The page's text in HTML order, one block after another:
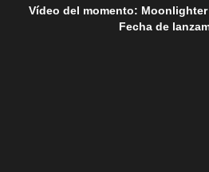
Vídeo del momento:
Fecha de